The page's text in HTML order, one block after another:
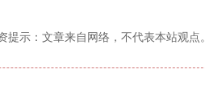
提示：文章来自网络，不代表本站观点。